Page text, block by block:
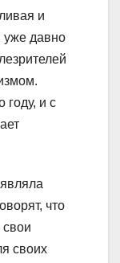
и
уже давно
году, и с
что
свои
своих